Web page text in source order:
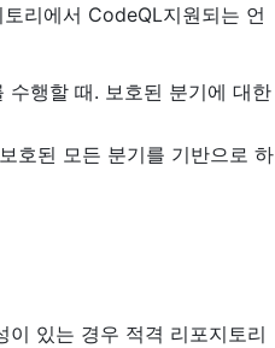
리에서 CodeQL지원되는 언
수행할 때. 보호된 분기에 대한
호된 모든 분기를 기반으로 하
있는 경우 적격 리포지토리